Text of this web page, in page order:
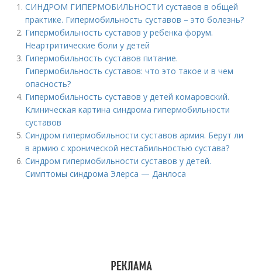
СИНДРОМ ГИПЕРМОБИЛЬНОСТИ суставов в общей
практике. Гипермобильность суставов – это болезнь?
Гипермобильность суставов у ребенка форум.
Неартритические боли у детей
Гипермобильность суставов питание.
Гипермобильность суставов: что это такое и в чем
опасность?
Гипермобильность суставов у детей комаровский.
Клиническая картина синдрома гипермобильности
суставов
Синдром гипермобильности суставов армия. Берут ли
в армию с хронической нестабильностью сустава?
Синдром гипермобильности суставов у детей.
Симптомы синдрома Элерса — Данлоса